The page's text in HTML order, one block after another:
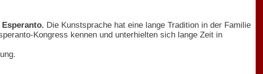
Die Kunstsprache hat eine lange Tradition in der Familie
Kongress kennen und unterhielten sich lange Zeit in